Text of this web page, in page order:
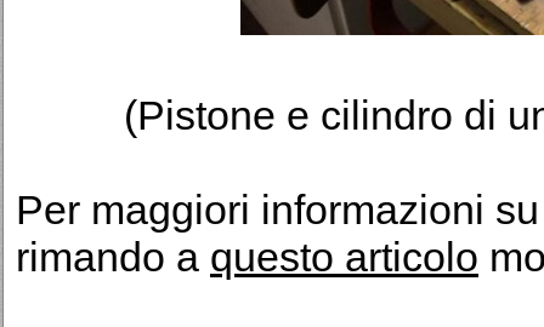
(Pistone e cilindro di
Per maggiori informazioni
rimando a questo articolo